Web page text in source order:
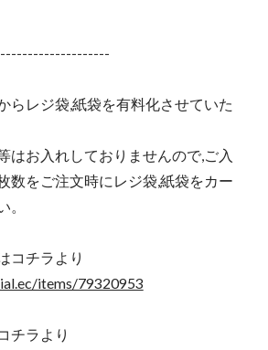
レジ袋,紙袋を有料化させていた
はお入れしておりませんので,ご入
数をご注文時にレジ袋,紙袋をカー
。
コチラより
items/79320953
チラより